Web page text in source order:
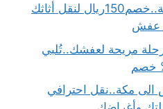
دينا نقل عفش حي العزيزية..خصم150ريال لنقل أثاثك
عفش
مريحة لعفشك..تُلبي
الى مكة..نقل احترافي